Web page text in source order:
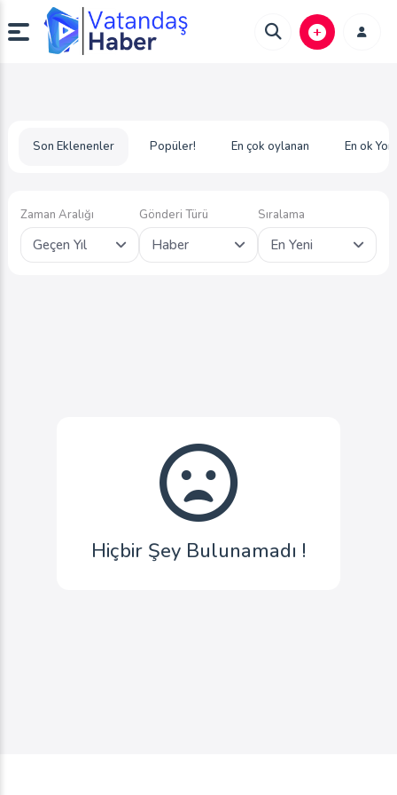
Son Eklenenler Popüler! En çok oylanan En ok
Zaman Aralığı
Geçen Yıl
Gönderi Türü
Haber
Sıralama
En Yeni
Hiçbir Şey Bulunamadı !